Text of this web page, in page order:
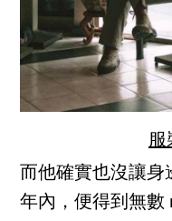
服
而他確實也沒讓身
年內，便得到無數